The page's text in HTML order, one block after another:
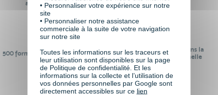
anciens participants
digital learning
500 formations pour se préparer au
monde de demain
24 ans d'expérience dans la
formation professionnelle
• Personnaliser votre expérience sur notre
site
• Personnaliser notre assistance
commerciale à la suite de votre navigation
sur notre site
Toutes les informations sur les traceurs et
leur utilisation sont disponibles sur la page
de Politique de confidentialité. Et les
informations sur la collecte et l’utilisation de
vos données personnelles par Google sont
directement accessibles sur ce lien